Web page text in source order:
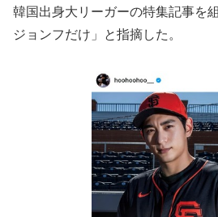
韓国出身大リーガーの特集記事を
ジョンフだけ」と指摘した。